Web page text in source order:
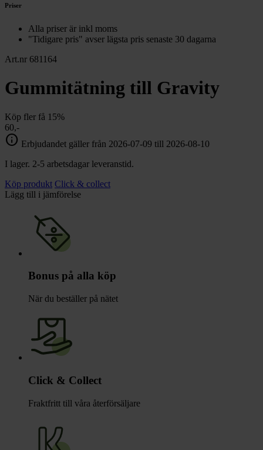
Priser
Alla priser är inkl moms
"Tidigare pris" avser lägsta pris senaste 30 dagarna
Art.nr 681164
Gummitätning till Gravity
Köp fler få 15%
60,-
info Erbjudandet gäller från 2026-07-09 till 2026-08-10
I lager. 2-5 arbetsdagar leveranstid.
Köp produkt Click & collect
Lägg till i jämförelse
Bonus på alla köp
När du beställer på nätet
Click & Collect
Fraktfritt till våra återförsäljare